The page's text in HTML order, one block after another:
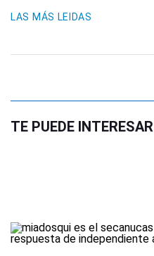
LAS MÁS LEIDAS
TE PUEDE INTERESAR